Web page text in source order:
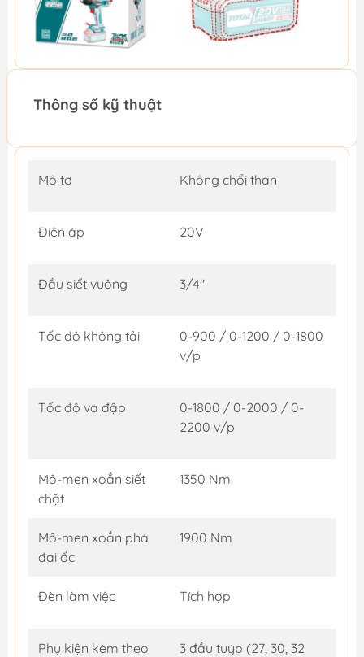
Thông số kỹ thuật
Mô tơ Không chổi than
Điện áp 20V
Đầu siết vuông 3/4"
Tốc độ không tải
0-900 / 0-1200 / 0-1800
v/p
Tốc độ va đập
0-1800 / 0-2000 / 0-
2200 v/p
Mô-men xoắn siết
chặt
1350 Nm
Mô-men xoắn phá
đai ốc
1900 Nm
Đèn làm việc Tích hợp
Phụ kiện kèm theo
3 đầu tuýp (27, 30, 32